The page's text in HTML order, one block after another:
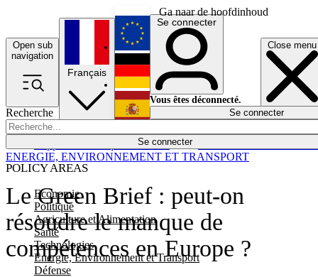
Ga naar de hoofdinhoud
Open sub
navigation
Close menu
Recherche
Se connecter
POLICY AREAS
Economie
Politique
Agriculture et Alimentation
Santé
Technologies
Energie, Environnement et Transport
Défense
Économie
Français
English
Deutsch
Español
Se connecter
Vous êtes déconnecté.
Se connecter
Le Green Brief : peut-on
résoudre le manque de
compétences en Europe ?
ENERGIE, ENVIRONNEMENT ET TRANSPORT